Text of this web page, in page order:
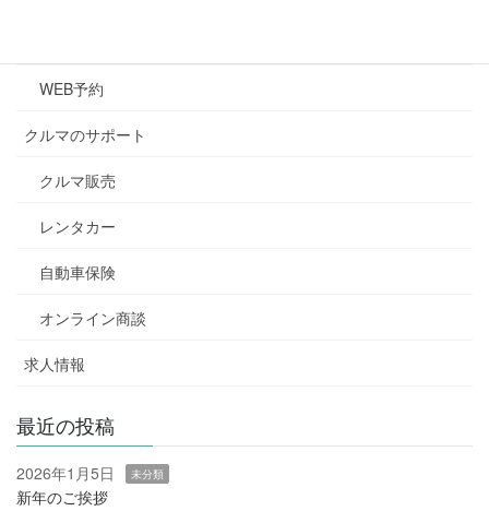
WEB予約
クルマのサポート
クルマ販売
レンタカー
自動車保険
オンライン商談
求人情報
最近の投稿
2026年1月5日 未分類
新年のご挨拶